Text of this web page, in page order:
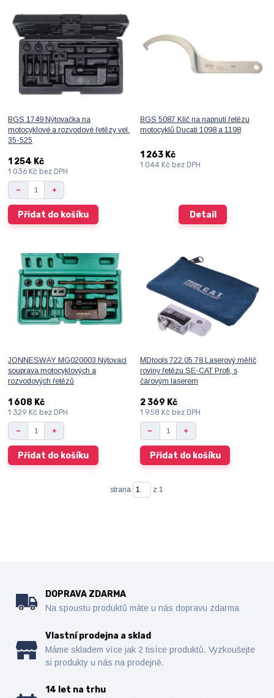
BGS 1749 Nýtovačka na
motocyklové a rozvodové řetězy vel.
35-525
1 254 Kč
1 036 Kč bez DPH
Přidat do košíku
BGS 5087 Klíč na napnutí řetězu
motocyklů Ducati 1098 a 1198
1 263 Kč
1 044 Kč bez DPH
Detail
JONNESWAY MG020003 Nýtovací
souprava motocyklových a
rozvodových řetězů
1 608 Kč
1 329 Kč bez DPH
Přidat do košíku
MDtools 722.05.78 Laserový měřič
roviny řetězu SE-CAT Profi, s
čárovým laserem
2 369 Kč
1 958 Kč bez DPH
Přidat do košíku
strana z 1
DOPRAVA ZDARMA
Na spoustu produktů máte u nás dopravu zdarma
Vlastní prodejna a sklad
Máme skladem více jak 2 tisíce produktů. Vyzkoušejte
si produkty u nás na prodejně.
14 let na trhu